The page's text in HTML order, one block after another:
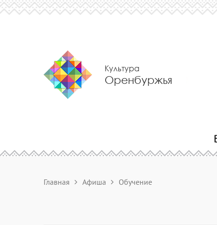
Культура
Оренбуржья
Главная Афиша Обучение